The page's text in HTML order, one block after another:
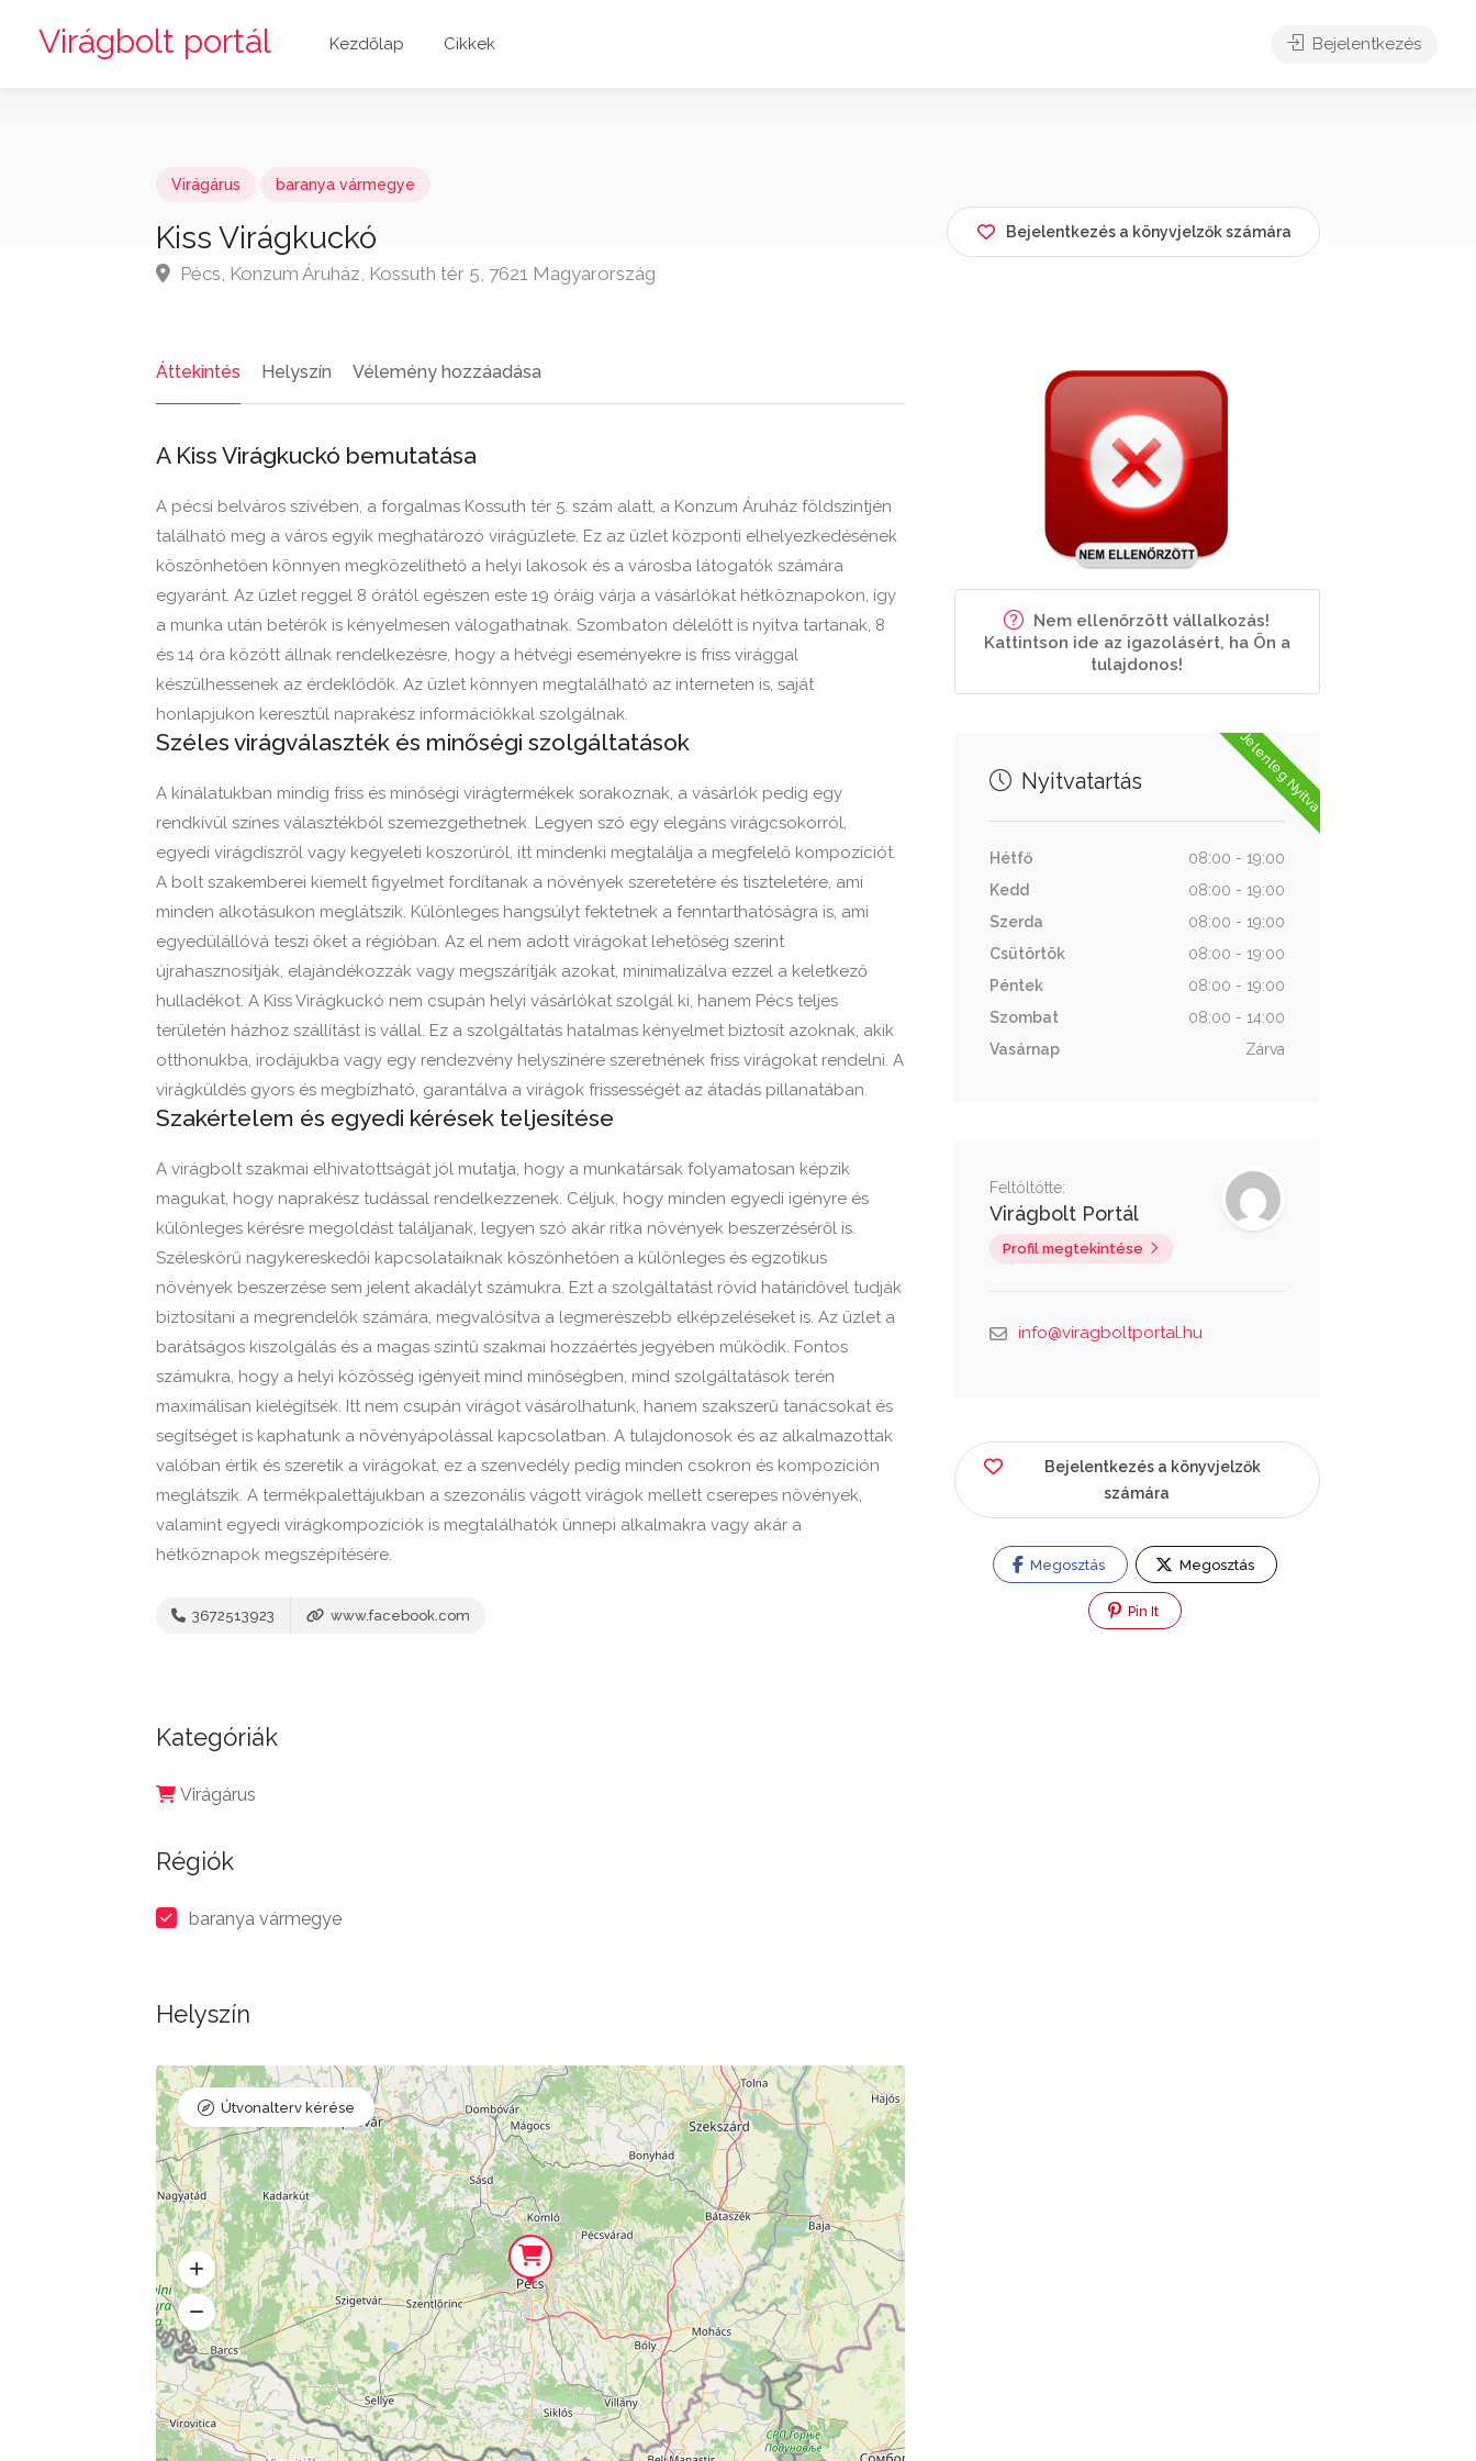
Virágbolt portál Kezdőlap Cikkek Bejelentkezés
Virágárus baranya vármegye
Kiss Virágkuckó
Pécs, Konzum Áruház, Kossuth tér 5, 7621 Magyarország
Bejelentkezés a könyvjelzők számára
Áttekintés Helyszín Vélemény hozzáadása
A Kiss Virágkuckó bemutatása
A pécsi belváros szívében, a forgalmas Kossuth tér 5. szám alatt, a Konzum Áruház földszintjén
található meg a város egyik meghatározó virágüzlete. Ez az üzlet központi elhelyezkedésének
köszönhetően könnyen megközelíthető a helyi lakosok és a városba látogatók számára
egyaránt. Az üzlet reggel 8 órától egészen este 19 óráig várja a vásárlókat hétköznapokon, így
a munka után betérők is kényelmesen válogathatnak. Szombaton délelőtt is nyitva tartanak, 8
és 14 óra között állnak rendelkezésre, hogy a hétvégi eseményekre is friss virággal
készülhessenek az érdeklődők. Az üzlet könnyen megtalálható az interneten is, saját
honlapjukon keresztül naprakész információkkal szolgálnak.
Széles virágválaszték és minőségi szolgáltatások
A kínálatukban mindig friss és minőségi virágtermékek sorakoznak, a vásárlók pedig egy
rendkívül színes választékból szemezgethetnek. Legyen szó egy elegáns virágcsokorról,
egyedi virágdíszről vagy kegyeleti koszorúról, itt mindenki megtalálja a megfelelő kompozíciót.
A bolt szakemberei kiemelt figyelmet fordítanak a növények szeretetére és tiszteletére, ami
minden alkotásukon meglátszik. Különleges hangsúlyt fektetnek a fenntarthatóságra is, ami
egyedülállóvá teszi őket a régióban. Az el nem adott virágokat lehetőség szerint
újrahasznosítják, elajándékozzák vagy megszárítják azokat, minimalizálva ezzel a keletkező
hulladékot. A Kiss Virágkuckó nem csupán helyi vásárlókat szolgál ki, hanem Pécs teljes
területén házhoz szállítást is vállal. Ez a szolgáltatás hatalmas kényelmet biztosít azoknak, akik
otthonukba, irodájukba vagy egy rendezvény helyszínére szeretnének friss virágokat rendelni. A
virágküldés gyors és megbízható, garantálva a virágok frissességét az átadás pillanatában.
Szakértelem és egyedi kérések teljesítése
A virágbolt szakmai elhivatottságát jól mutatja, hogy a munkatársak folyamatosan képzik
magukat, hogy naprakész tudással rendelkezzenek. Céljuk, hogy minden egyedi igényre és
különleges kérésre megoldást találjanak, legyen szó akár ritka növények beszerzéséről is.
Széleskörű nagykereskedői kapcsolataiknak köszönhetően a különleges és egzotikus
növények beszerzése sem jelent akadályt számukra. Ezt a szolgáltatást rövid határidővel tudják
biztosítani a megrendelők számára, megvalósítva a legmerészebb elképzeléseket is. Az üzlet a
barátságos kiszolgálás és a magas szintű szakmai hozzáértés jegyében működik. Fontos
számukra, hogy a helyi közösség igényeit mind minőségben, mind szolgáltatások terén
maximálisan kielégítsék. Itt nem csupán virágot vásárolhatunk, hanem szakszerű tanácsokat és
segítséget is kaphatunk a növényápolással kapcsolatban. A tulajdonosok és az alkalmazottak
valóban értik és szeretik a virágokat, ez a szenvedély pedig minden csokron és kompozíción
meglátszik. A termékpalettájukban a szezonális vágott virágok mellett cserepes növények,
valamint egyedi virágkompozíciók is megtalálhatók ünnepi alkalmakra vagy akár a
hétköznapok megszépítésére.
3672513923 www.facebook.com
Kategóriák
Virágárus
Régiók
baranya vármegye
Helyszín
Útvonalterv kérése
Nem ellenőrzött vállalkozás!
Kattintson ide az igazolásért, ha Ön a
tulajdonos!
Jelenleg Nyitva
Nyitvatartás
Hétfő
08:00 - 19:00
Kedd
08:00 - 19:00
Szerda
08:00 - 19:00
Csütörtök
08:00 - 19:00
Péntek
08:00 - 19:00
Szombat
08:00 - 14:00
Vasárnap
Zárva
Feltöltötte:
Virágbolt Portál
Profil megtekintése
info@viragboltportal.hu
Bejelentkezés a könyvjelzők
számára
Megosztás Megosztás
Pin It